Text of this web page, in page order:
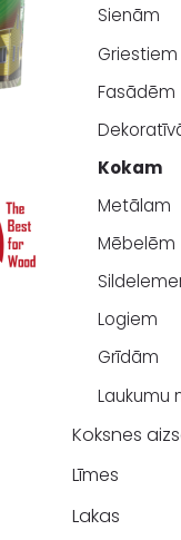
Sienām
Griestiem
Fasādēm
Kokam
Metālam
Mēbelēm
Logiem
Grīdām
Laukumu
Koksnes
Līmes
Lakas